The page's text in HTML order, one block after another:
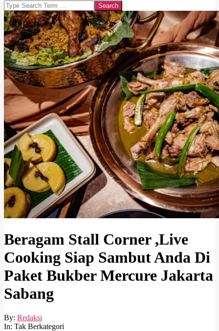
Search
Beragam Stall Corner ,Live
Cooking Siap Sambut Anda Di
Paket Bukber Mercure Jakarta
Sabang
By: Redaksi
In: Tak Berkategori